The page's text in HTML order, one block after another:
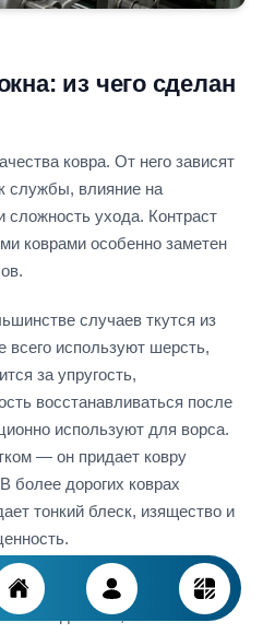
из чего сделан
ковра. От него зависят
службы, влияние на
ухода. Контраст
коврами особенно заметен
случаев ткутся из
используют шерсть,
за упругость,
восстанавливаться после
используют для ворса.
— он придает ковру
более дорогих коврах
тонкий блеск, изящество и
волокна дают и
Они «дышат», обычно